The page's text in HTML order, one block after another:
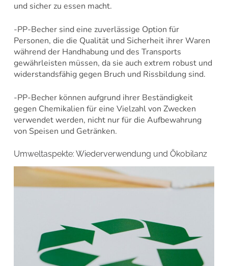
und sicher zu essen macht.
-PP-Becher sind eine zuverlässige Option für
Personen, die die Qualität und Sicherheit ihrer Waren
während der Handhabung und des Transports
gewährleisten müssen, da sie auch extrem robust und
widerstandsfähig gegen Bruch und Rissbildung sind.
-PP-Becher können aufgrund ihrer Beständigkeit
gegen Chemikalien für eine Vielzahl von Zwecken
verwendet werden, nicht nur für die Aufbewahrung
von Speisen und Getränken.
Umweltaspekte: Wiederverwendung und Ökobilanz